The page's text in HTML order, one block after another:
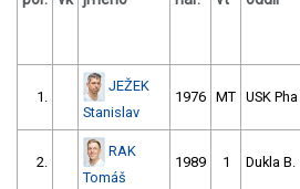
1.
JEŽEK
Stanislav
1976 MT USK Pha
2.
RAK
Tomáš
1989 1 Dukla B.